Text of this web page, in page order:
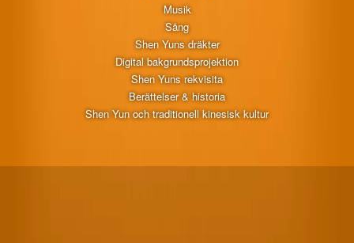
Musik
Sång
Shen Yuns dräkter
Digital bakgrundsprojektion
Shen Yuns rekvisita
Berättelser & historia
Shen Yun och traditionell kinesisk kultur